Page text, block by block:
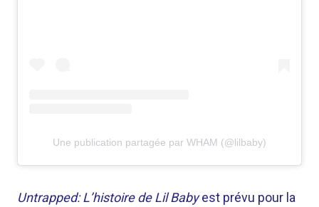
Une publication partagée par WHAM (@lilbaby)
Untrapped: L’histoire de Lil Babyest prévu pour la